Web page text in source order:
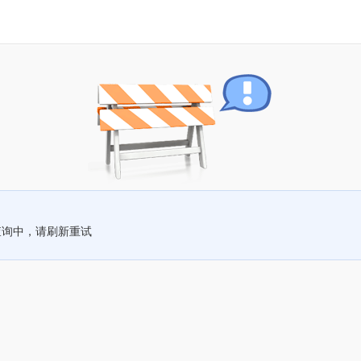
中，请刷新重试